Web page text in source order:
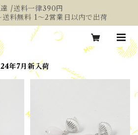
/送料一律390円
料無料 1～2営業日以内で出荷
年7月新入荷